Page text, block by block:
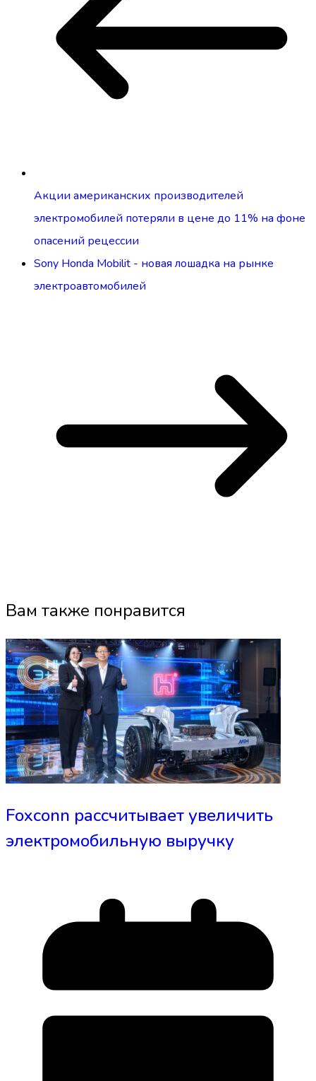
Акции американских производителей
электромобилей потеряли в цене до 11% на фоне
опасений рецессии
Sony Honda Mobilit - новая лошадка на рынке
электроавтомобилей
Вам также понравится
Foxconn рассчитывает увеличить
электромобильную выручку